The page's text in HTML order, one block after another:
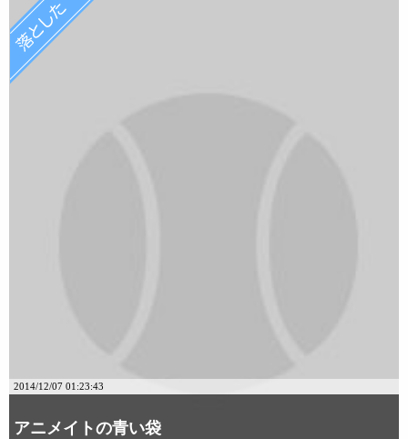
2014/12/07 01:23:43
アニメイトの青い袋